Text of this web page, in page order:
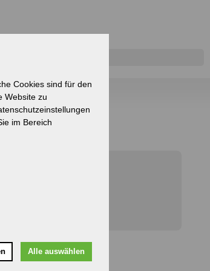
Cookies sind für den
Website zu
im Bereich
Alle auswählen